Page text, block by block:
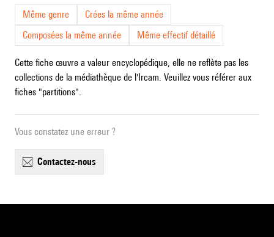
Même genre
Crées la même année
Composées la même année
Même effectif détaillé
Cette fiche œuvre a valeur encyclopédique, elle ne reflète pas les
collections de la médiathèque de l'Ircam. Veuillez vous référer aux
fiches "partitions".
Vous constatez une erreur ?
contactez-nous